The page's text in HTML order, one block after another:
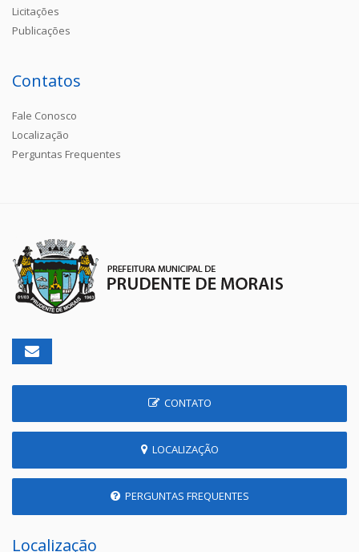
Licitações
Publicações
Contatos
Fale Conosco
Localização
Perguntas Frequentes
CONTATO
LOCALIZAÇÃO
PERGUNTAS FREQUENTES
Localização